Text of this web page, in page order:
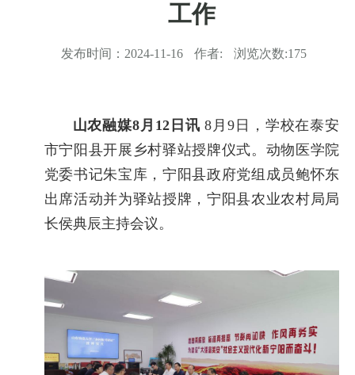
工作
发布时间： 2024-11-16 作者: 浏览次数:175
山农融媒8月12日讯 8月9日，学校在泰安
市宁阳县开展乡村驿站授牌仪式。动物医学院
党委书记朱宝库，宁阳县政府党组成员鲍怀东
出席活动并为驿站授牌，宁阳县农业农村局局
长侯典辰主持会议。